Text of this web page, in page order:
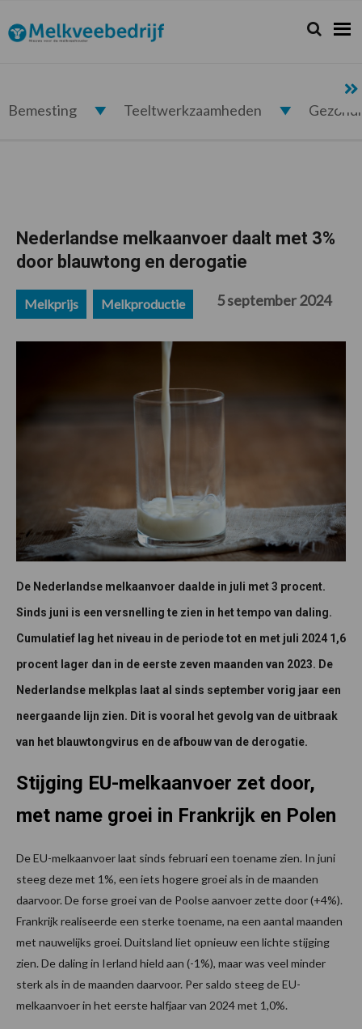
de
hoofdnavigatie
de
hoofd
de
eerste
de
voettekst
Melkveebedrijf.nl Zoeken...
Zoek
Bemesting Teeltwerkzaamheden
Nederlandse melkaanvoer daalt met 3%
door blauwtong en derogatie
Melkprijs Melkproductie 5 september 2024
De Nederlandse melkaanvoer daalde in juli met 3 procent.
Sinds juni is een versnelling te zien in het tempo van daling.
Cumulatief lag het niveau in de periode tot en met juli 2024 1,6
procent lager dan in de eerste zeven maanden van 2023. De
Nederlandse melkplas laat al sinds september vorig jaar een
neergaande lijn zien. Dit is vooral het gevolg van de uitbraak
van het blauwtongvirus en de afbouw van de derogatie.
Stijging EU-melkaanvoer zet door,
met name groei in Frankrijk en Polen
De EU-melkaanvoer laat sinds februari een toename zien. In juni
steeg deze met 1%, een iets hogere groei als in de maanden
daarvoor. De forse groei van de Poolse aanvoer zette door (+4%).
Frankrijk realiseerde een sterke toename, na een aantal maanden
met nauwelijks groei. Duitsland liet opnieuw een lichte stijging
zien. De daling in Ierland hield aan (-1%), maar was veel minder
sterk als in de maanden daarvoor. Per saldo steeg de EU-
melkaanvoer in het eerste halfjaar van 2024 met 1,0%.